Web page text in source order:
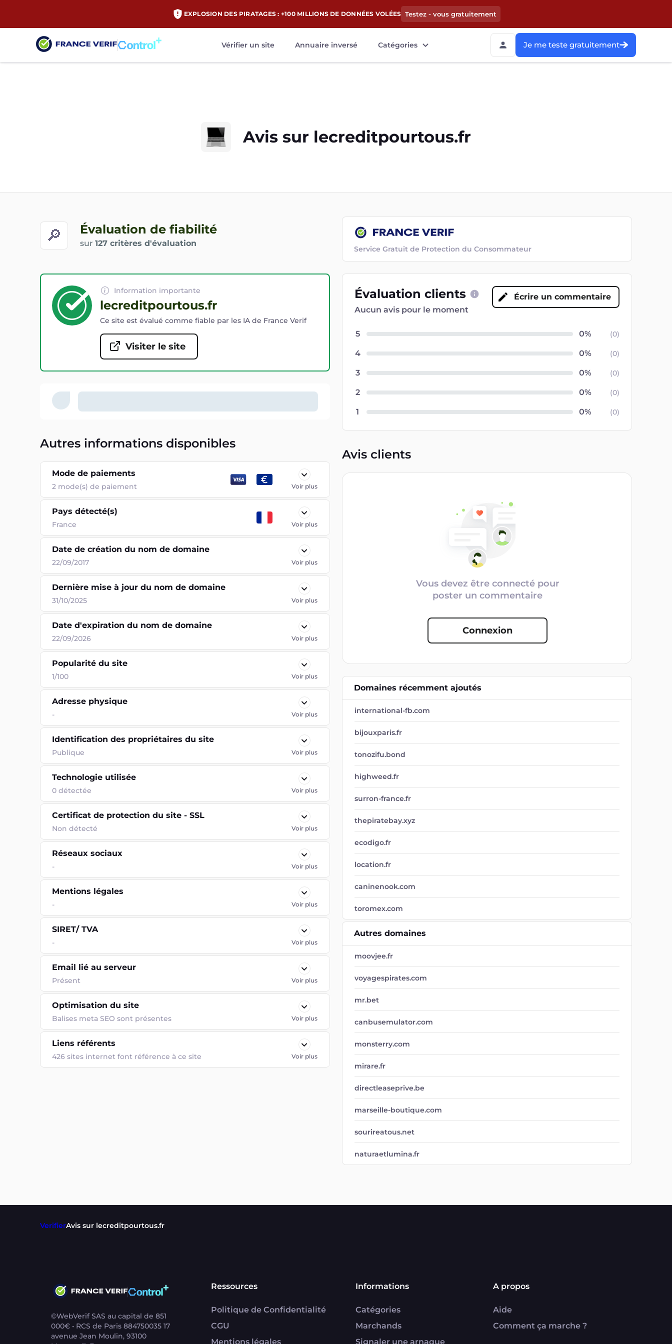
EXPLOSION DES PIRATAGES : +100 MILLIONS DE DONNÉES VOLÉES Testez - vous gratuitement
Vérifier un site Annuaire inversé Catégories Je me teste gratuitement
Avis sur lecreditpourtous.fr
🔎 Évaluation de fiabilité
sur 127 critères d'évaluation
Service Gratuit de Protection du Consommateur
Information importante
lecreditpourtous.fr
Ce site est évalué comme fiable par les IA de France Verif
Visiter le site
Autres informations disponibles
Mode de paiements
2 mode(s) de paiement Voir plus
Pays détecté(s)
France Voir plus
Date de création du nom de domaine
22/09/2017 Voir plus
Dernière mise à jour du nom de domaine
31/10/2025 Voir plus
Date d'expiration du nom de domaine
22/09/2026 Voir plus
Popularité du site
1/100 Voir plus
Adresse physique
- Voir plus
Identification des propriétaires du site
Publique Voir plus
Technologie utilisée
0 détectée Voir plus
Certificat de protection du site - SSL
Non détecté Voir plus
Réseaux sociaux
- Voir plus
Mentions légales
- Voir plus
SIRET/ TVA
- Voir plus
Email lié au serveur
Présent Voir plus
Optimisation du site
Balises meta SEO sont présentes Voir plus
Liens référents
426 sites internet font référence à ce site Voir plus
Évaluation clients
Aucun avis pour le moment
Écrire un commentaire
5 (0)
4 (0)
3 (0)
2 (0)
1 (0)
Avis clients
Vous devez être connecté pour
poster un commentaire
Connexion
Domaines récemment ajoutés
international-fb.com
bijouxparis.fr
tonozifu.bond
highweed.fr
surron-france.fr
thepiratebay.xyz
ecodigo.fr
location.fr
caninenook.com
toromex.com
Autres domaines
moovjee.fr
voyagespirates.com
mr.bet
canbusemulator.com
monsterry.com
mirare.fr
directleaseprive.be
marseille-boutique.com
sourireatous.net
naturaetlumina.fr
VerifierAvis sur lecreditpourtous.fr
©WebVerif SAS au capital de 851
000€ • RCS de Paris 884750035 17
avenue Jean Moulin, 93100
Ressources
Politique de Confidentialité
CGU
Mentions légales
Informations
Catégories
Marchands
Signaler une arnaque
A propos
Aide
Comment ça marche ?